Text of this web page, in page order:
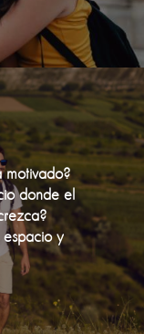
motivado?
donde el
y